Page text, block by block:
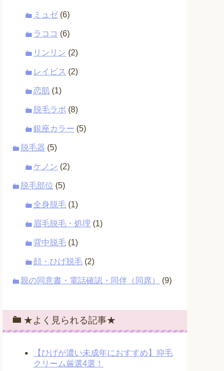
ミュゼ (6)
ラココ (6)
リンリン (2)
レイビス (2)
恋肌 (1)
脱毛ラボ (8)
銀座カラー (5)
脱毛器 (5)
ケノン (2)
脱毛部位 (5)
全身脱毛 (1)
眉毛脱毛・処理 (1)
背中脱毛 (1)
顔・ひげ脱毛 (2)
親の同意書・電話確認・同伴（同席） (9)
★よく見られる記事★
【ひげが濃い未成年におすすめ】抑毛
クリーム厳選4選！